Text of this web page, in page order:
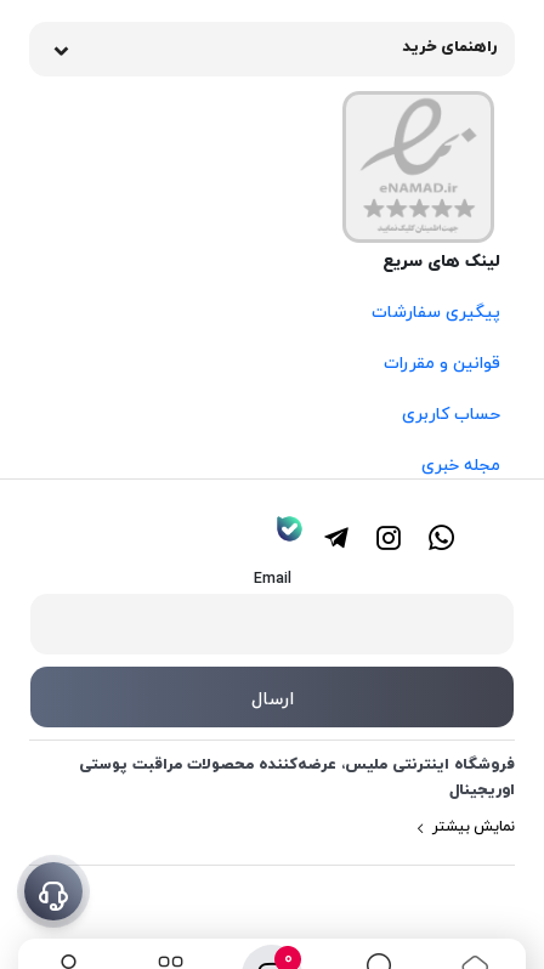
0
راهنمای خرید
لینک های سریع
پیگیری سفارشات
قوانین و مقررات
حساب کاربری
مجله خبری
Email
فروشگاه اینترنتی ملیس، عرضه‌کننده محصولات مراقبت پوستی
اوریجینال
نمایش بیشتر